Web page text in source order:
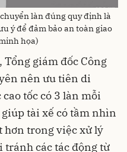
làn đúng quy định là
ý để đảm bảo an toàn giao
họa)
giám đốc Công
nên ưu tiên di
tốc có 3 làn mỗi
tài xế có tầm nhìn
hơn trong việc xử lý
tránh các tác động từ